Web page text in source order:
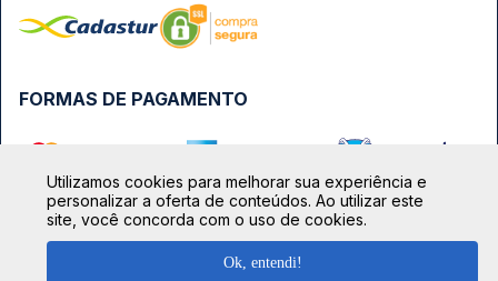
FORMAS DE PAGAMENTO
Utilizamos cookies para melhorar sua experiência e
personalizar a oferta de conteúdos. Ao utilizar este
site, você concorda com o uso de cookies.
Ok, entendi!